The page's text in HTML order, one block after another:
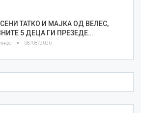
ТАТКО И МАЈКА ОД ВЕЛЕС,
5 ДЕЦА ГИ ПРЕЗЕДЕ…
08/08/2026